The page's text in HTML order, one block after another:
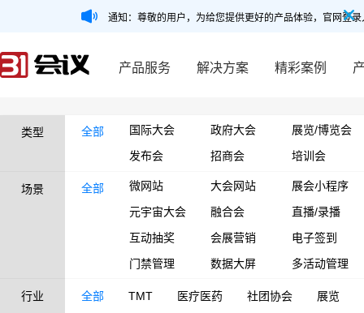
通知：尊敬的用户，为给您提供更好的产品体验，官网登
产品服务 解决方案 精彩案例
类型 全部 国际大会 政府大会
展览/博览会
发布会
招商会 培训会
场景 全部 微网站 大会网站
展会小程序
元宇宙大会
融合会
直播/录播
互动抽奖
会展营销
电子签到
门禁管理
数据大屏 多活动管理
行业 全部 TMT 医疗医药 社团协会 展览